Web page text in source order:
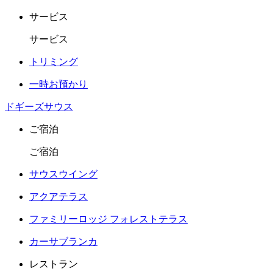
サービス
サービス
トリミング
一時お預かり
ドギーズサウス
ご宿泊
ご宿泊
サウスウイング
アクアテラス
ファミリーロッジ フォレストテラス
カーサブランカ
レストラン